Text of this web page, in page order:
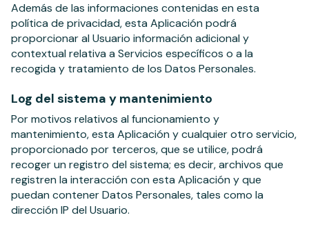
Además de las informaciones contenidas en esta
política de privacidad, esta Aplicación podrá
proporcionar al Usuario información adicional y
contextual relativa a Servicios específicos o a la
recogida y tratamiento de los Datos Personales.
Log del sistema y mantenimiento
Por motivos relativos al funcionamiento y
mantenimiento, esta Aplicación y cualquier otro servicio,
proporcionado por terceros, que se utilice, podrá
recoger un registro del sistema; es decir, archivos que
registren la interacción con esta Aplicación y que
puedan contener Datos Personales, tales como la
dirección IP del Usuario.